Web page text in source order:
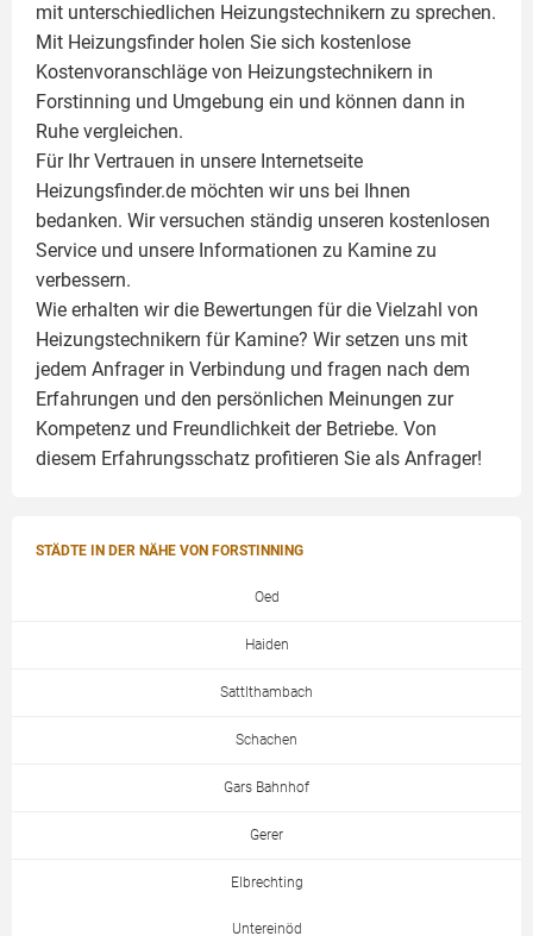
mit unterschiedlichen Heizungstechnikern zu sprechen.
Mit Heizungsfinder holen Sie sich kostenlose
Kostenvoranschläge von Heizungstechnikern in
Forstinning und Umgebung ein und können dann in
Ruhe vergleichen.
Für Ihr Vertrauen in unsere Internetseite
Heizungsfinder.de möchten wir uns bei Ihnen
bedanken. Wir versuchen ständig unseren kostenlosen
Service und unsere Informationen zu Kamine zu
verbessern.
Wie erhalten wir die Bewertungen für die Vielzahl von
Heizungstechnikern für Kamine? Wir setzen uns mit
jedem Anfrager in Verbindung und fragen nach dem
Erfahrungen und den persönlichen Meinungen zur
Kompetenz und Freundlichkeit der Betriebe. Von
diesem Erfahrungsschatz profitieren Sie als Anfrager!
STÄDTE IN DER NÄHE VON FORSTINNING
Oed
Haiden
Sattlthambach
Schachen
Gars Bahnhof
Gerer
Elbrechting
Untereinöd